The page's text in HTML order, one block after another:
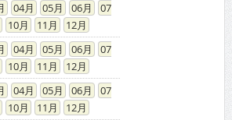
04 05 06
07
10 11
12
04 05 06
07
10 11
12
04 05 06
07
10 11
12